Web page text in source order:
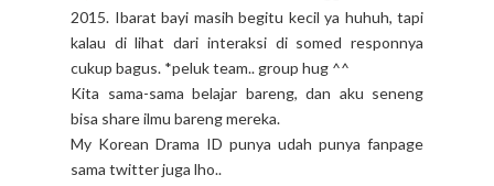
2015. Ibarat bayi masih begitu kecil ya huhuh, tapi
kalau di lihat dari interaksi di somed responnya
cukup bagus. *peluk team.. group hug ^^
Kita sama-sama belajar bareng, dan aku seneng
bisa share ilmu bareng mereka.
My Korean Drama ID punya udah punya fanpage
sama twitter juga lho..